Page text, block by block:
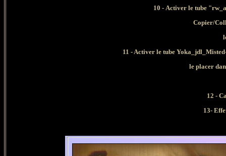
10 - Activer le tube
Copier/
11 - Activer le tube
le placer
12 -
13-